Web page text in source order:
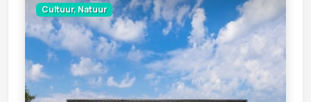
Cultuur, Natuur